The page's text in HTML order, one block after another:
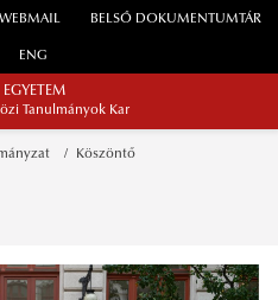
WEBMAIL BELSŐ DOKUMENTUMTÁR
ENG
Tanulmányok Kar
Köszöntő